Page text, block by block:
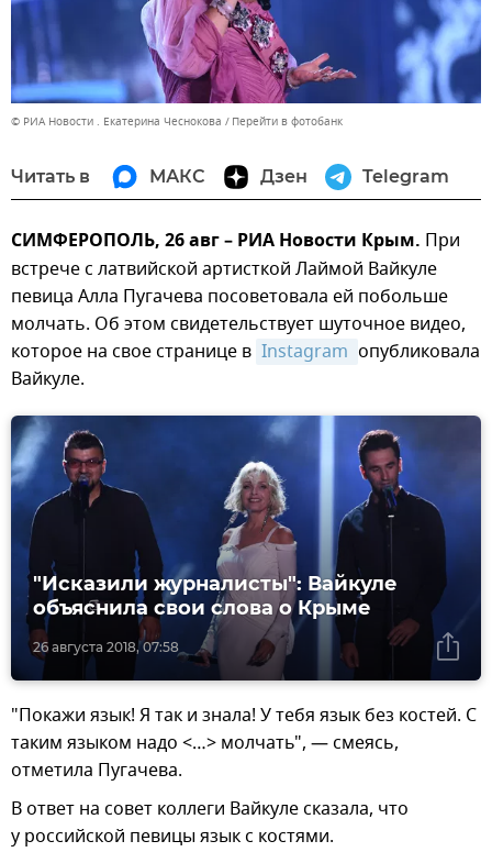
© РИА Новости . Екатерина Чеснокова Перейти в фотобанк
Читать в МАКС Дзен Telegram
СИМФЕРОПОЛЬ, 26 авг – РИА Новости Крым. При
встрече с латвийской артисткой Лаймой Вайкуле
певица Алла Пугачева посоветовала ей побольше
молчать. Об этом свидетельствует шуточное видео,
которое на свое странице в Instagram опубликовала
Вайкуле.
26 августа 2018, 07:58
"Исказили журналисты": Вайкуле
объяснила свои слова о Крыме
"Покажи язык! Я так и знала! У тебя язык без костей. С
таким языком надо <…> молчать", — смеясь,
отметила Пугачева.
В ответ на совет коллеги Вайкуле сказала, что
у российской певицы язык с костями.